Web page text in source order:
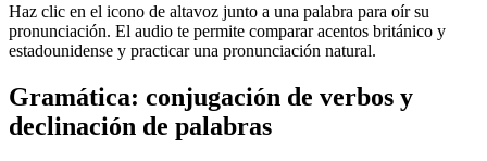
Haz clic en el icono de altavoz junto a una palabra para oír su
pronunciación. El audio te permite comparar acentos británico y
estadounidense y practicar una pronunciación natural.
Gramática: conjugación de verbos y
declinación de palabras